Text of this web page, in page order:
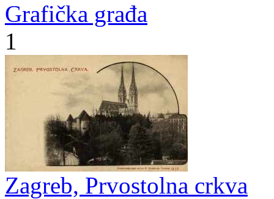
Grafička građa
1
Zagreb, Prvostolna crkva